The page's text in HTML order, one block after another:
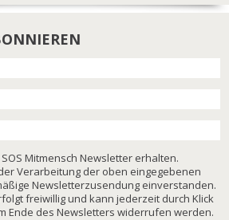
Mitmensch Newsletter erhalten.
Verarbeitung der oben eingegebenen
Newsletterzusendung einverstanden.
freiwillig und kann jederzeit durch Klick
Ende des Newsletters widerrufen werden.